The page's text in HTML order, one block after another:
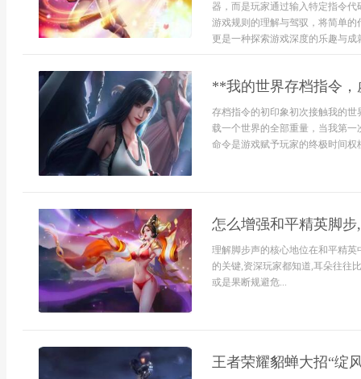
器，而是玩家通过输入特定指令
游戏规则的理解与驾驭，将简单
更是一种探索游戏深度的乐趣与成
**我的世界存档指令
存档指令的初印象初次接触我的
载一个世界的全部重量，当我第一
命令是游戏赋予玩家的终极时间权
怎么增强和平精英脚
理解脚步声的核心地位在和平精
的关键,资深玩家都知道,耳朵往往
或是果断规避危...
王者荣耀貂蝉大招“绽